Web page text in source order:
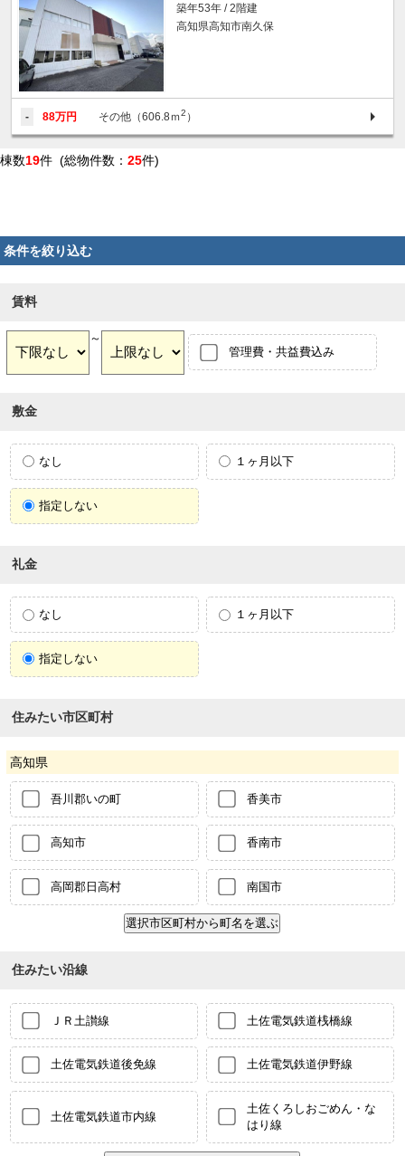
築年53年 / 2階建
高知県高知市南久保
- 88万円 その他（606.8ｍ2 ）
棟数19件 (総物件数： 25件)
条件を絞り込む
賃料
～
管理費・共益費込み
敷金
なし １ヶ月以下
指定しない
礼金
なし １ヶ月以下
指定しない
住みたい市区町村
高知県
吾川郡いの町 香美市
高知市 香南市
高岡郡日高村 南国市
住みたい沿線
ＪＲ土讃線 土佐電気鉄道桟橋線
土佐電気鉄道後免線 土佐電気鉄道伊野線
土佐電気鉄道市内線
土佐くろしおごめん・な
はり線